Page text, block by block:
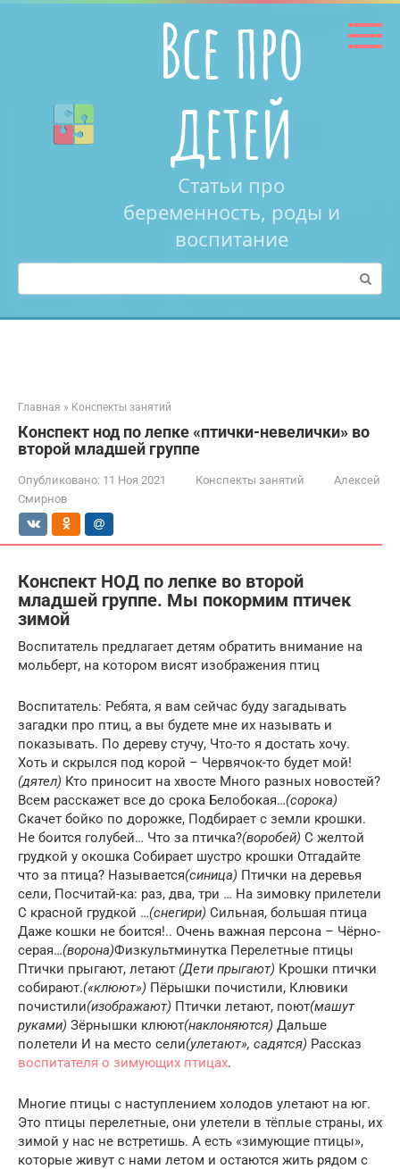
Перейти
Все про
детей
Статьи про
беременность, роды и
воспитание
Поиск:
Главная » Конспекты занятий
Конспект нод по лепке «птички-невелички» во
второй младшей группе
Опубликовано: 11 Ноя 2021 Конспекты занятий
Алексей
Смирнов
Конспект НОД по лепке во второй
младшей группе. Мы покормим птичек
зимой
Воспитатель предлагает детям обратить внимание на
мольберт, на котором висят изображения птиц
Воспитатель: Ребята, я вам сейчас буду загадывать
загадки про птиц, а вы будете мне их называть и
показывать. По дереву стучу, Что-то я достать хочу.
Хоть и скрылся под корой – Червячок-то будет мой!
(дятел) Кто приносит на хвосте Много разных новостей?
Всем расскажет все до срока Белобокая…(сорока)
Скачет бойко по дорожке, Подбирает с земли крошки.
Не боится голубей… Что за птичка?(воробей) С желтой
грудкой у окошка Собирает шустро крошки Отгадайте
что за птица? Называется(синица) Птички на деревья
сели, Посчитай-ка: раз, два, три … На зимовку прилетели
С красной грудкой …(снегири) Сильная, большая птица
Даже кошки не боится!.. Очень важная персона – Чёрно-
серая…(ворона)Физкультминутка Перелетные птицы
Птички прыгают, летают (Дети прыгают) Крошки птички
собирают.(«клюют») Пёрышки почистили, Клювики
почистили(изображают) Птички летают, поют(машут
руками) Зёрнышки клюют(наклоняются) Дальше
полетели И на место сели(улетают», садятся) Рассказ
воспитателя о зимующих птицах.
Многие птицы с наступлением холодов улетают на юг.
Это птицы перелетные, они улетели в тёплые страны, их
зимой у нас не встретишь. А есть «зимующие птицы»,
которые живут с нами летом и остаются жить рядом с